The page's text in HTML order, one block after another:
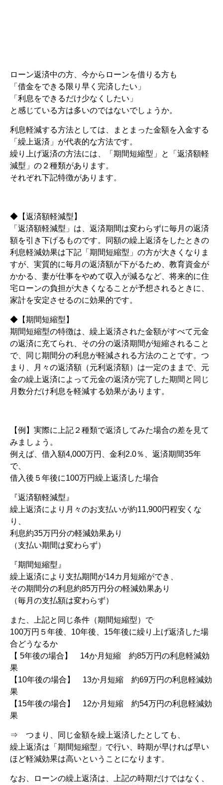
ローン返済中の方、今からローンを借りる方も
「借金をできる限り早く完済したい」
「利息をできるだけ少なくしたい」
と感じている方は多いのではないでしょうか。
利息軽減する方法としては、まとまった金額を入金する
「繰上返済」が代表的な方法です。
繰り上げ返済の方法には、「期間短縮型」と「返済額軽
減型」の２種類があります。
それぞれ下記特徴があります。
◆【返済額軽減型】
「返済額軽減型」は、返済期間は変わらずに毎月の返済
額を引き下げるものです。同額の繰上返済をしたときの
利息軽減効果は下記「期間短縮型」の方が大きくなりま
すが、実質的に毎月の返済額が下がるため、教育資金が
かかる、妻が仕事をやめて収入が減るなど、将来的に住
宅ローンの負担が大きくなることが予想されるときに、
家計を安定させるのに効果的です。
◆【期間短縮型】
期間短縮型の特徴は、繰上返済された金額がすべて元金
の返済に充てられ、その分の返済期間が短縮されること
で、同じ期間分の利息が軽減される方法のことです。つ
まり、月々の返済額（元利返済額）は一定のままで、元
金の繰上返済によって元金の返済が完了した期間と同じ
月数分だけ利息を軽減する効果があります。
【例】実際に上記２種類で返済してみた場合の差を見て
みましょう。
例えば、借入額4,000万円、金利2.0％、返済期間35年
で、
借入後５年後に100万円繰上返済した場合
『返済額軽減型』
繰上返済により月々のお支払いが約11,900円程安くな
り、
利息約35万円分の軽減効果あり
（支払い期間は変わらず）
『期間短縮型』
繰上返済により支払期間が14カ月短縮ができ、
その期間分の利息約85万円分の軽減効果あり
（毎月の支払額は変わらず）
また、上記と同じ条件（期間短縮型）で
100万円５年後、10年後、15年後に繰り上げ返済した場
合どうなるか
【 5年後の場合】 14か月短縮 約85万円の利息軽減効
果
【10年後の場合】 13か月短縮 約69万円の利息軽減効
果
【15年後の場合】 12か月短縮 約54万円の利息軽減効
果
⇒ つまり、同じ金額を繰上返済したとしても、
繰上返済は「期間短縮型」で行い、時期が早ければ早い
ほど軽減効果は高いということになります。
なお、ローンの繰上返済は、上記の時期だけではなく、